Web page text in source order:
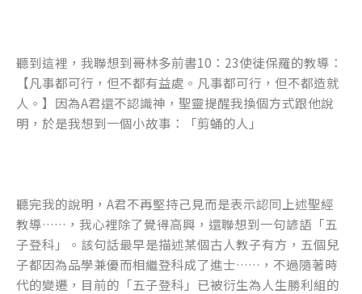
聽到這裡，我聯想到哥林多前書10：23使徒保羅的教導：
【凡事都可行，但不都有益處。凡事都可行，但不都造就
人。】因為A君還不認識神，聖靈提醒我換個方式跟他說
明，於是我想到一個小故事：「剪蛹的人」
聽完我的說明，A君不再堅持己見而是表示認同上述聖經
教導……，我心裡除了覺得高興，還聯想到一句諺語「五
子登科」。該句話最早是描述某個古人教子有方，五個兒
子都因為品學兼優而相繼登科成了進士……，不過隨著時
代的變遷，目前的「五子登科」已被衍生為人生勝利組的